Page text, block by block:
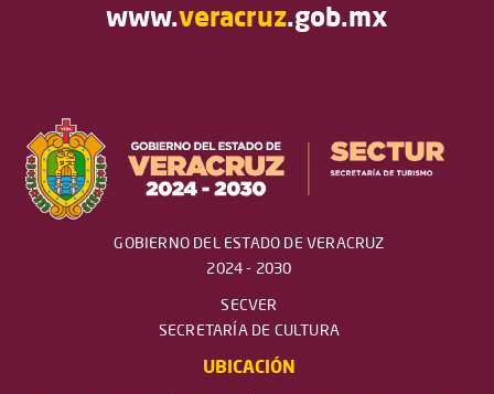
www.veracruz.gob.mx
GOBIERNO DEL ESTADO DE VERACRUZ
2024 - 2030
SECVER
SECRETARÍA DE CULTURA
UBICACIÓN